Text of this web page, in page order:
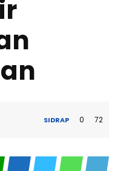
SIDRAP 0 72